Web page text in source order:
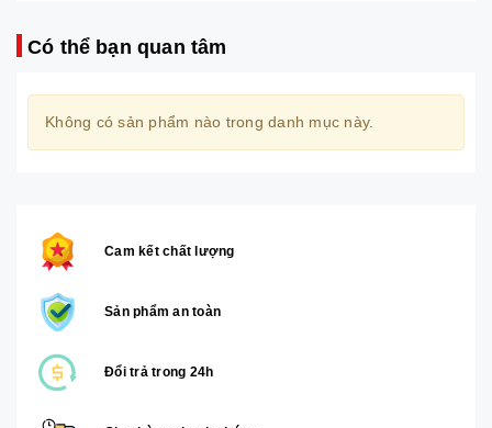
Có thể bạn quan tâm
Không có sản phẩm nào trong danh mục này.
Cam kết chất lượng
Sản phẩm an toàn
Đổi trả trong 24h